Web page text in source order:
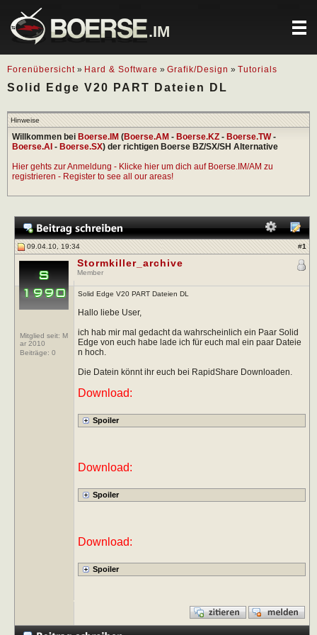
.IM
Forenübersicht » Hard & Software » Grafik/Design » Tutorials
Solid Edge V20 PART Dateien DL
Hinweise
Willkommen bei Boerse.IM (Boerse.AM - Boerse.KZ - Boerse.TW-
Boerse.AI - Boerse.SX) der richtigen Boerse BZ/SX/SH Alternative
Hier gehts zur Anmeldung - Klicke hier um dich auf Boerse.IM/AM zu
registrieren - Register to see all our areas!
09.04.10, 19:34 #1
Mitglied seit: M
ar 2010
Beiträge: 0
Stormkiller_archive
Member
Solid Edge V20 PART Dateien DL
Hallo liebe User,
ich hab mir mal gedacht da wahrscheinlich ein Paar Solid
Edge von euch habe lade ich für euch mal ein paar Dateie
n hoch.
Die Datein könnt ihr euch bei RapidShare Downloaden.
Download:
Download:
Download: